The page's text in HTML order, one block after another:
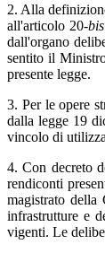
2. Alla
all'articolo 20-bis
dall'organo
sentito il
presente legge.
3. Per le opere
dalla legge 19
vincolo di
4. Con decreto
rendiconti
magistrato
infrastrutture e
vigenti. Le